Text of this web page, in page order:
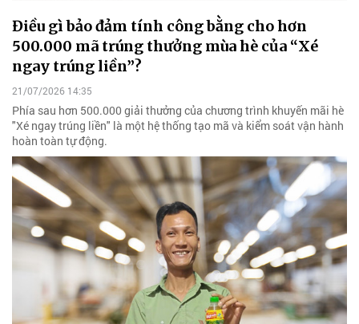
Điều gì bảo đảm tính công bằng cho hơn
500.000 mã trúng thưởng mùa hè của “Xé
ngay trúng liền”?
21/07/2026 14:35
Phía sau hơn 500.000 giải thưởng của chương trình khuyến mãi hè
"Xé ngay trúng liền" là một hệ thống tạo mã và kiểm soát vận hành
hoàn toàn tự động.